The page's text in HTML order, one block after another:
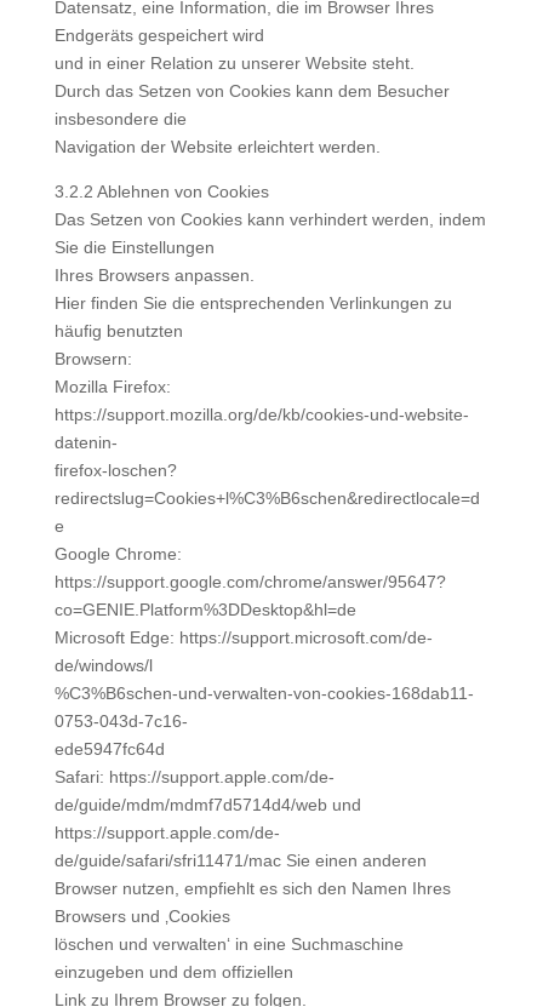
Datensatz, eine Information, die im Browser Ihres
Endgeräts gespeichert wird
und in einer Relation zu unserer Website steht.
Durch das Setzen von Cookies kann dem Besucher
insbesondere die
Navigation der Website erleichtert werden.
3.2.2 Ablehnen von Cookies
Das Setzen von Cookies kann verhindert werden, indem
Sie die Einstellungen
Ihres Browsers anpassen.
Hier finden Sie die entsprechenden Verlinkungen zu
häufig benutzten
Browsern:
Mozilla Firefox:
https://support.mozilla.org/de/kb/cookies-und-website-
datenin-
firefox-loschen?
redirectslug=Cookies+l%C3%B6schen&redirectlocale=d
e
Google Chrome:
https://support.google.com/chrome/answer/95647?
co=GENIE.Platform%3DDesktop&hl=de
Microsoft Edge: https://support.microsoft.com/de-
de/windows/l
%C3%B6schen-und-verwalten-von-cookies-168dab11-
0753-043d-7c16-
ede5947fc64d
Safari: https://support.apple.com/de-
de/guide/mdm/mdmf7d5714d4/web und
https://support.apple.com/de-
de/guide/safari/sfri11471/mac Sie einen anderen
Browser nutzen, empfiehlt es sich den Namen Ihres
Browsers und ‚Cookies
löschen und verwalten‘ in eine Suchmaschine
einzugeben und dem offiziellen
Link zu Ihrem Browser zu folgen.